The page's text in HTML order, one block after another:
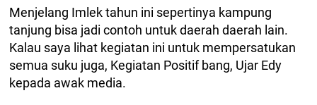
Menjelang Imlek tahun ini sepertinya kampung
tanjung bisa jadi contoh untuk daerah daerah lain.
Kalau saya lihat kegiatan ini untuk mempersatukan
semua suku juga, Kegiatan Positif bang, Ujar Edy
kepada awak media.